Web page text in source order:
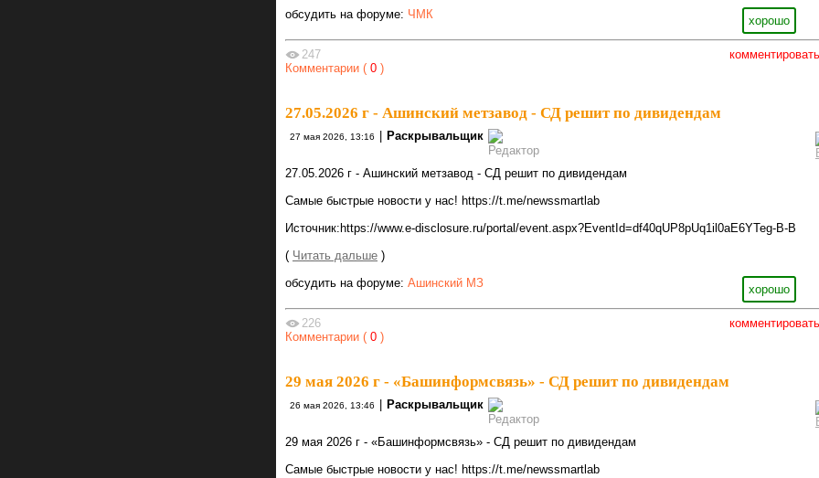
хорошо
обсудить на форуме: ЧМК
комментировать
247
Комментарии ( 0 )
27.05.2026 г - Ашинский метзавод - СД решит по дивидендам
27 мая 2026, 13:16 Раскрывальщик
27.05.2026 г - Ашинский метзавод - СД решит по дивидендам
Самые быстрые новости у нас! https://t.me/newssmartlab
Источник:https://www.e-disclosure.ru/portal/event.aspx?EventId=df40qUP8pUq1il0aE6YTeg-B-B
( Читать дальше )
хорошо
обсудить на форуме: Ашинский МЗ
комментировать
226
Комментарии ( 0 )
29 мая 2026 г - «Башинформсвязь» - СД решит по дивидендам
26 мая 2026, 13:46 Раскрывальщик
29 мая 2026 г - «Башинформсвязь» - СД решит по дивидендам
Самые быстрые новости у нас! https://t.me/newssmartlab